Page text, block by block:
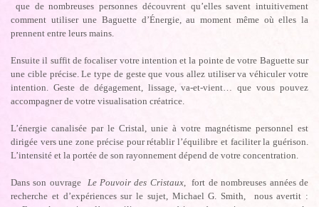
que de nombreuses personnes découvrent qu’elles savent intuitivement
comment utiliser une Baguette d’Énergie, au moment même où elles la
prennent entre leurs mains.
Ensuite il suffit de focaliser votre intention et la pointe de votre Baguette sur
une cible précise. Le type de geste que vous allez utiliser va véhiculer votre
intention. Geste de dégagement, lissage, va-et-vient… que vous pouvez
accompagner de votre visualisation créatrice.
L’énergie canalisée par le Cristal, unie à votre magnétisme personnel est
dirigée vers une zone précise pour rétablir l’équilibre et faciliter la guérison.
L’intensité et la portée de son rayonnement dépend de votre concentration.
Dans son ouvrage Le Pouvoir des Cristaux, fort de nombreuses années de
recherche et d’expériences sur le sujet, Michael G. Smith, nous avertit :